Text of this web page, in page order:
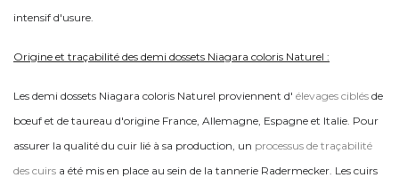
intensif d'usure.
Origine et traçabilité des demi dossets Niagara coloris Naturel :
Les demi dossets Niagara coloris Naturel proviennent d' élevages ciblés de
bœuf et de taureau d'origine France, Allemagne, Espagne et Italie. Pour
assurer la qualité du cuir lié à sa production, un processus de traçabilité
des cuirs a été mis en place au sein de la tannerie Radermecker. Les cuirs